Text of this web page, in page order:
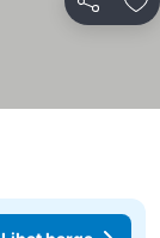
Bagikan